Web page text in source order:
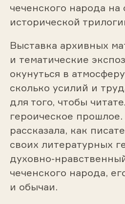
чеченского народа на
исторической
Выставка архивных
и тематические
окунуться в
сколько усилий и
для того, чтобы
героическое
рассказала, как
своих литературных
духовно-
чеченского народа,
и обычаи.